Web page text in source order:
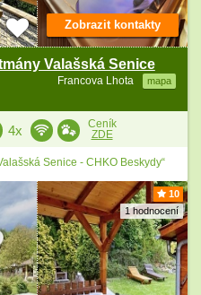
Valašská Senice
Francova Lhota mapa
Zobrazit kontakty
4x
Ceník
ZDE
Senice - CHKO Beskydy“
10
1 hodnocení